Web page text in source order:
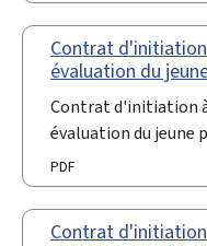
Contrat
évaluation du
Contrat d'initiation
évaluation du jeune
PDF
Contrat